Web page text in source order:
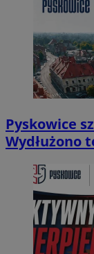
Pyskowice
Wydłużono